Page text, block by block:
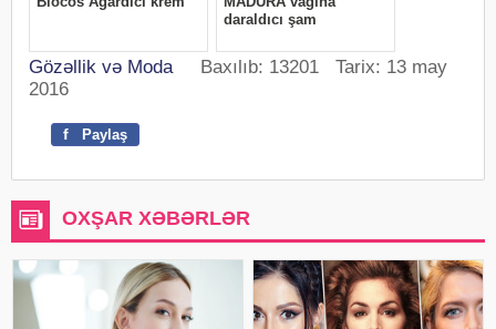
Gözəllik və Moda Baxılıb: 13201 Tarix: 13 may
2016
f Paylaş
OXŞAR XƏBƏRLƏR